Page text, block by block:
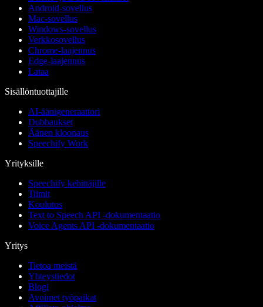
Android-sovellus
Mac-sovellus
Windows-sovellus
Verkkosovellus
Chrome-laajennus
Edge-laajennus
Lataa
Sisällöntuottajille
AI-äänigeneraattori
Dubbaukset
Äänen kloonaus
Speechify Work
Yrityksille
Speechify kehittäjille
Tiimit
Koulutus
Text to Speech API -dokumentaatio
Voice Agents API -dokumentaatio
Yritys
Tietoa meistä
Yhteystiedot
Blogi
Avoimet työpaikat